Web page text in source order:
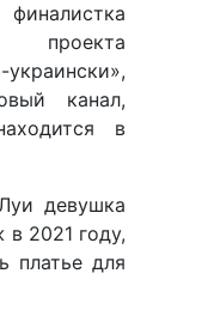
канал,
в
девушка
в 2021 году,
платье для